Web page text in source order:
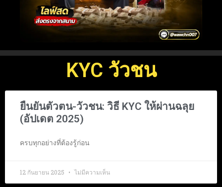
KYC วัวชน
ยืนยันตัวตน-วัวชน: วิธี KYC ให้ผ่านฉลุย
(อัปเดต 2025)
ครบทุกอย่างที่ต้องรู้ก่อน
12 กันยายน 2025 ไม่มีความเห็น